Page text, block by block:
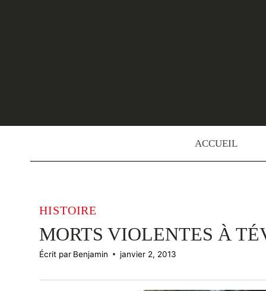
ACCUEIL
HISTOIRE
MORTS VIOLENTES À
Écrit par Benjamin janvier 2, 2013